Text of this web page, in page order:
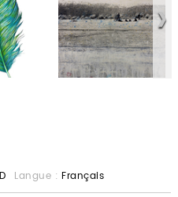
Langue : Français